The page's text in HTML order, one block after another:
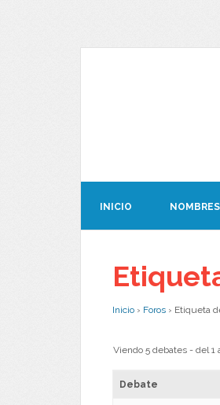
INICIO NOMBRES
Inicio › Foros › Etiqueta
Viendo 5 debates - del 1
Debate